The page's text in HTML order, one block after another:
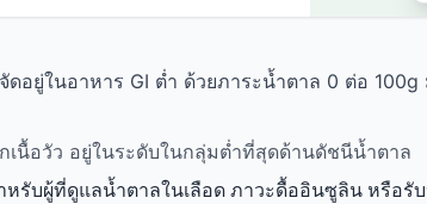
อยู่ในอาหาร GI ต่ำ ด้วยภาระน้ำตาล 0 ต่อ
เนื้อวัว อยู่ในระดับในกลุ่มต่ำที่สุดด้านดัชนีน้ำตาล
หรับผู้ที่ดูแลน้ำตาลในเลือด ภาวะดื้ออินซูลิน หรือรั